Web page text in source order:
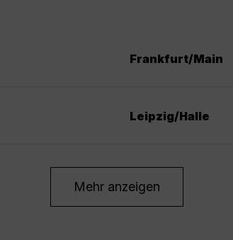
Frankfurt/Main
Leipzig/Halle
Mehr anzeigen